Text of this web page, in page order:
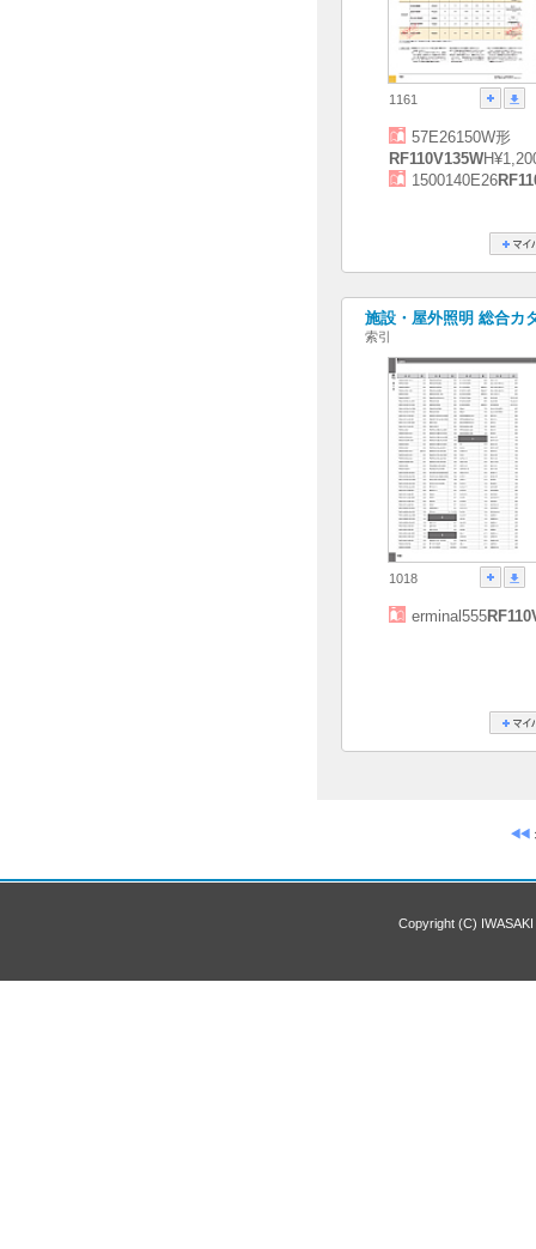
1161
57E26150W形
RF110V135W
1500140E26
施設・屋外照明 総合カ
索引
1018
erminal555
Copyright (C)